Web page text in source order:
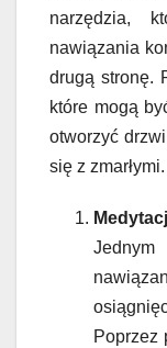
narzędzia,
nawiązania
drugą stronę.
które mogą
otworzyć
się z zmarłymi.
Poprzez